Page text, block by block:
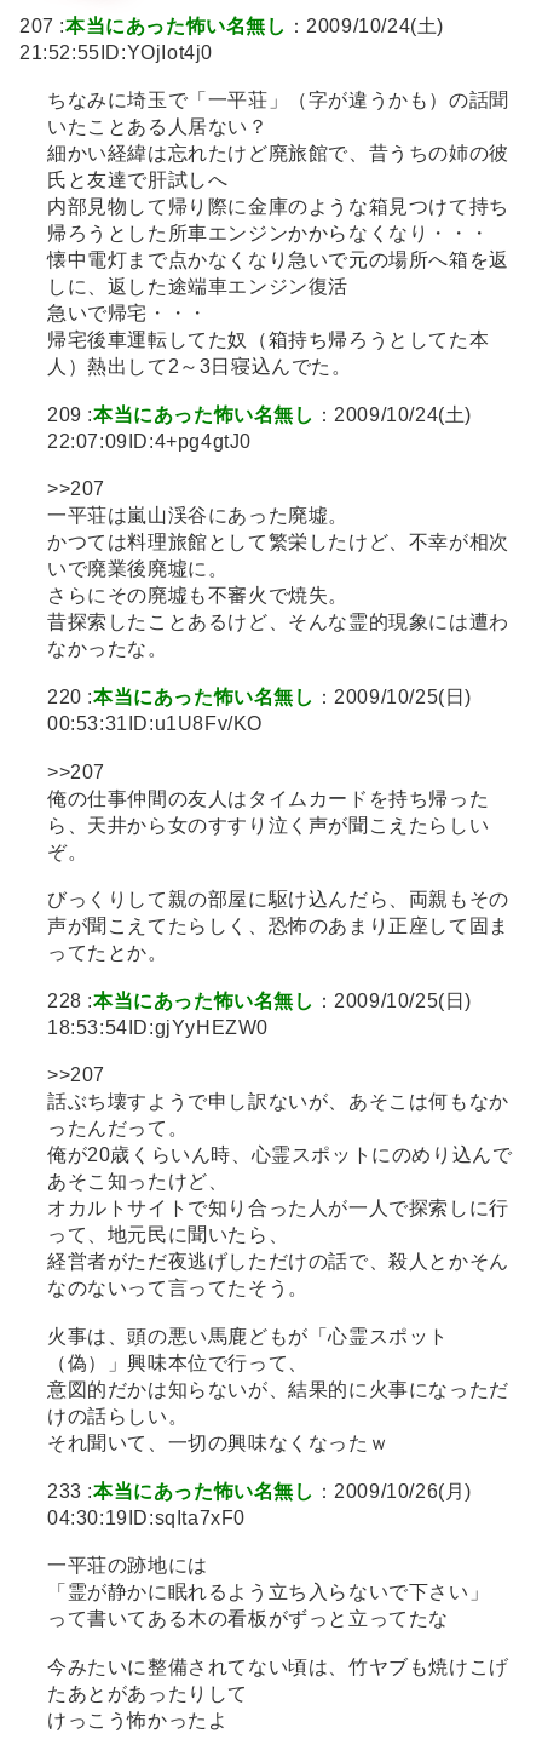
207 :本当にあった怖い名無し ：2009/10/24(土)
21:52:55ID:YOjIot4j0
ちなみに埼玉で「一平荘」（字が違うかも）の話聞
いたことある人居ない？
細かい経緯は忘れたけど廃旅館で、昔うちの姉の彼
氏と友達で肝試しへ
内部見物して帰り際に金庫のような箱見つけて持ち
帰ろうとした所車エンジンかからなくなり・・・
懐中電灯まで点かなくなり急いで元の場所へ箱を返
しに、返した途端車エンジン復活
急いで帰宅・・・
帰宅後車運転してた奴（箱持ち帰ろうとしてた本
人）熱出して2～3日寝込んでた。
209 :本当にあった怖い名無し ：2009/10/24(土)
22:07:09ID:4+pg4gtJ0
>>207
一平荘は嵐山渓谷にあった廃墟。
かつては料理旅館として繁栄したけど、不幸が相次
いで廃業後廃墟に。
さらにその廃墟も不審火で焼失。
昔探索したことあるけど、そんな霊的現象には遭わ
なかったな。
220 :本当にあった怖い名無し ：2009/10/25(日)
00:53:31ID:u1U8Fv/KO
>>207
俺の仕事仲間の友人はタイムカードを持ち帰った
ら、天井から女のすすり泣く声が聞こえたらしい
ぞ。
びっくりして親の部屋に駆け込んだら、両親もその
声が聞こえてたらしく、恐怖のあまり正座して固ま
ってたとか。
228 :本当にあった怖い名無し ：2009/10/25(日)
18:53:54ID:gjYyHEZW0
>>207
話ぶち壊すようで申し訳ないが、あそこは何もなか
ったんだって。
俺が20歳くらいん時、心霊スポットにのめり込んで
あそこ知ったけど、
オカルトサイトで知り合った人が一人で探索しに行
って、地元民に聞いたら、
経営者がただ夜逃げしただけの話で、殺人とかそん
なのないって言ってたそう。
火事は、頭の悪い馬鹿どもが「心霊スポット
（偽）」興味本位で行って、
意図的だかは知らないが、結果的に火事になっただ
けの話らしい。
それ聞いて、一切の興味なくなったｗ
233 :本当にあった怖い名無し ：2009/10/26(月)
04:30:19ID:sqIta7xF0
一平荘の跡地には
「霊が静かに眠れるよう立ち入らないで下さい」
って書いてある木の看板がずっと立ってたな
今みたいに整備されてない頃は、竹ヤブも焼けこげ
たあとがあったりして
けっこう怖かったよ